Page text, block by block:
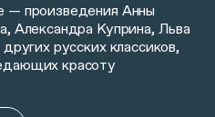
— произведения Анны
Александра Куприна, Льва
русских классиков,
красоту